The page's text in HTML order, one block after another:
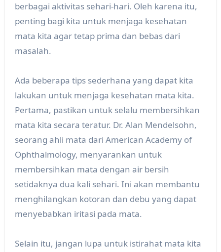
berbagai aktivitas sehari-hari. Oleh karena itu,
penting bagi kita untuk menjaga kesehatan
mata kita agar tetap prima dan bebas dari
masalah.
Ada beberapa tips sederhana yang dapat kita
lakukan untuk menjaga kesehatan mata kita.
Pertama, pastikan untuk selalu membersihkan
mata kita secara teratur. Dr. Alan Mendelsohn,
seorang ahli mata dari American Academy of
Ophthalmology, menyarankan untuk
membersihkan mata dengan air bersih
setidaknya dua kali sehari. Ini akan membantu
menghilangkan kotoran dan debu yang dapat
menyebabkan iritasi pada mata.
Selain itu, jangan lupa untuk istirahat mata kita